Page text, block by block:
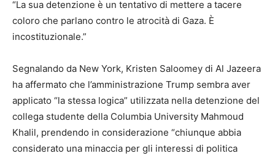
“La sua detenzione è un tentativo di mettere a tacere
coloro che parlano contro le atrocità di Gaza. È
incostituzionale.”
Segnalando da New York, Kristen Saloomey di Al Jazeera
ha affermato che l’amministrazione Trump sembra aver
applicato “la stessa logica” utilizzata nella detenzione del
collega studente della Columbia University Mahmoud
Khalil, prendendo in considerazione “chiunque abbia
considerato una minaccia per gli interessi di politica